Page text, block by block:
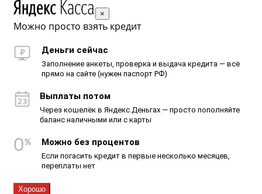
×
Можно просто взять кредит
Деньги сейчас
Заполнение анкеты, проверка и выдача кредита — всё
прямо на сайте (нужен паспорт РФ)
Выплаты потом
Через кошелёк в Яндекс.Деньгах — просто пополняйте
баланс наличными или с карты
Можно без процентов
Если погасить кредит в первые несколько месяцев,
переплаты нет
Хорошо